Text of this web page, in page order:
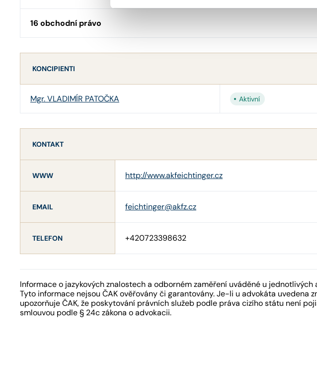
16 obchodní právo
KONCIPIENTI
Mgr. VLADIMÍR PATOČKA Aktivní
KONTAKT
WWW http://www.akfeichtinger.cz
EMAIL feichtinger@akfz.cz
TELEFON +420723398632
Informace o jazykových znalostech a odborném zaměření uváděné u
Tyto informace nejsou ČAK ověřovány či garantovány. Je-li u advokáta
upozorňuje ČAK, že poskytování právních služeb podle práva cizího státu není
smlouvou podle § 24c zákona o advokacii.